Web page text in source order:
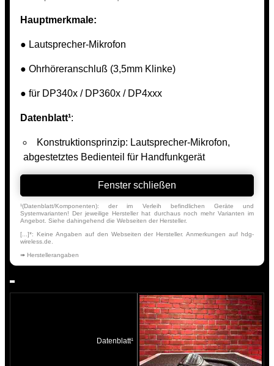
Hauptmerkmale:
● Lautsprecher-Mikrofon
● Ohrhöreranschluß (3,5mm Klinke)
● für DP340x / DP360x / DP4xxx
Datenblatt¹:
Konstruktionsprinzip: Lautsprecher-Mikrofon,
abgestetztes Bedienteil für Handfunkgerät
Fenster schließen
¹(Datenblatt/Komponenten): der im Verleih befindlichen Geräte und
Systemvarianten! Der jeweilige Hersteller hat durchaus noch mehr Varianten im
Angebot. Siehe dahingehend die Webseiten der Hersteller.
[...]*: Keine Angaben auf den Webseiten der Hersteller. Anmerkungen auf hdg-
wireless.de.
➠ Herstellerangaben
Datenblatt¹